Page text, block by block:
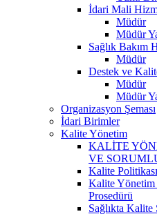
İdari Mali
Müdür
Müdür
Sağlık Bakım
Müdür
Destek ve
Müdür
Müdür
Organizasyon Şeması
İdari Birimler
Kalite Yönetim
KALİTE
VE
Kalite Politikası
Kalite Yönetim
Prosedürü
Sağlıkta Kalite